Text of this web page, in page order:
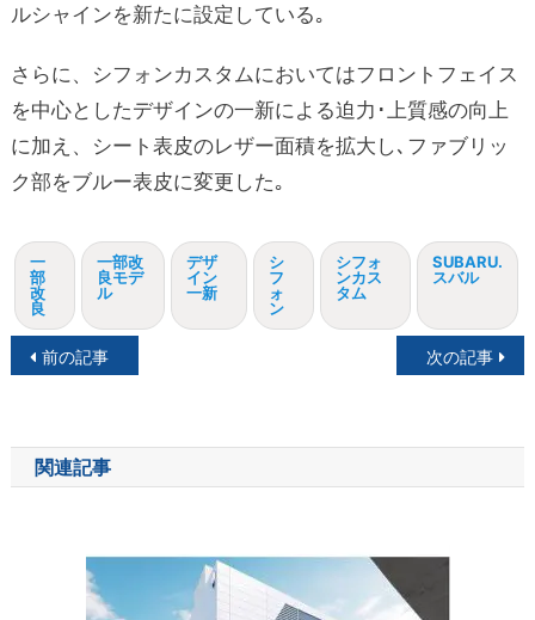
ルシャインを新たに設定している｡
さらに、シフォンカスタムにおいてはフロントフェイス
を中心としたデザインの一新による迫力･上質感の向上
に加え、シート表皮のレザー面積を拡大し､ファブリッ
ク部をブルー表皮に変更した｡
一
部
改
良
一部改
良モデ
ル
デザ
イン
一新
シ
フ
ォ
ン
シフォ
ンカス
タム
SUBARU.
スバル
投
ナ
ビ
前の記事 次の記事
関連記事